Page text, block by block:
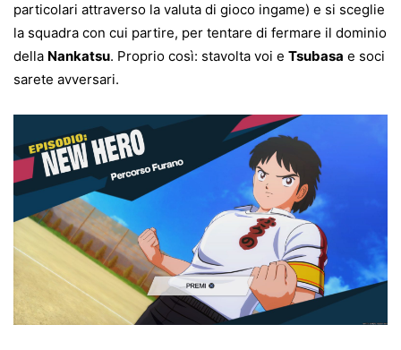
particolari attraverso la valuta di gioco ingame) e si sceglie
la squadra con cui partire, per tentare di fermare il dominio
della Nankatsu. Proprio così: stavolta voi e Tsubasa e soci
sarete avversari.